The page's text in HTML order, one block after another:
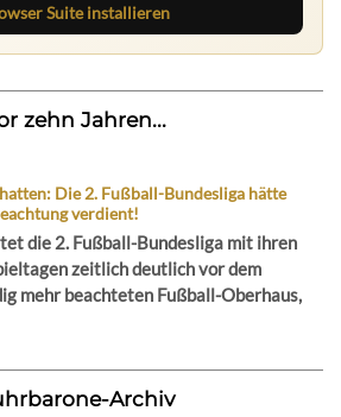
Suite installieren
zehn Jahren...
Die 2. Fußball-Bundesliga hätte
verdient!
die 2. Fußball-Bundesliga mit ihren
zeitlich deutlich vor dem
mehr beachteten Fußball-Oberhaus,
Archiv